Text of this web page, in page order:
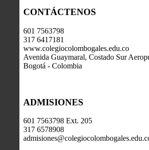
CONTÁCTENOS
601 7563798
317 6417181
www.colegiocolombogales.edu.co
Avenida Guaymaral, Costado Sur
Bogotá - Colombia
ADMISIONES
601 7563798 Ext. 205
317 6578908